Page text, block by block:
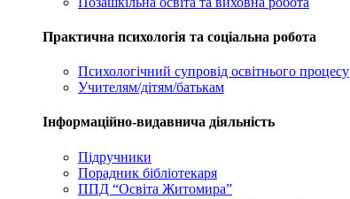
Практична психологія та соціальна робота
Психологічний супровід освітнього процесу
Учителям/дітям/батькам
Інформаційно-видавнича діяльність
Підручники
Порадник бібліотекаря
ППД “Освіта Житомира”